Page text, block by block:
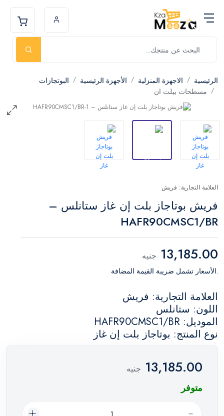
الرئيسية الاجهزة المنزلية الأجهزة الرئيسية
البوتجازات
مسطحات بيلت ان
العلامة التجارية: فريش
فريش بوتاجاز بلت إن غاز ستانلس –
HAFR90CMSC1/BR
13,185.00 جنيه
.الأسعار تشمل ضريبة القيمة المضافة
العلامة التجارية: فريش
اللون: ستانلس
الموديل: HAFR90CMSC1/BR
نوع المنتج: بوتاجاز بلت إن غاز
13,185.00 جنيه
متوفر